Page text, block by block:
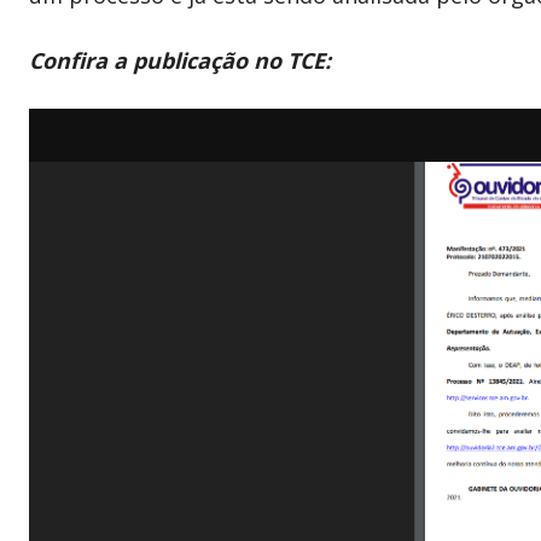
Confira a publicação no TCE: